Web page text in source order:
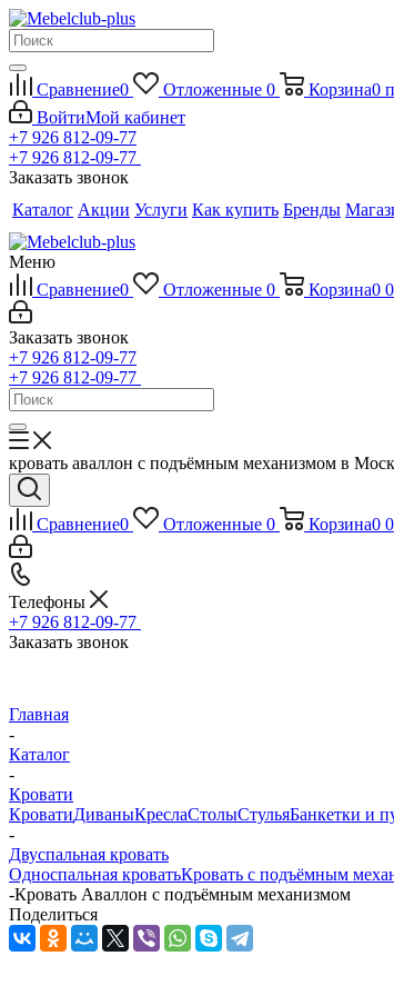
Сравнение0 Отложенные 0 Корзина0
ВойтиМой кабинет
+7 926 812-09-77
+7 926 812-09-77
Заказать звонок
Каталог Акции Услуги Как купить Бренды
Меню
Сравнение0 Отложенные 0 Корзина0 0
Заказать звонок
+7 926 812-09-77
+7 926 812-09-77
кровать аваллон с подъёмным механизмом в
Сравнение0 Отложенные 0 Корзина0 0
Телефоны
+7 926 812-09-77
Заказать звонок
Главная
-
Каталог
-
Кровати
КроватиДиваныКреслаСтолыСтульяБанкетки и
-
Двуспальная кровать
Односпальная кроватьКровать с подъёмным
-Кровать Аваллон с подъёмным механизмом
Поделиться